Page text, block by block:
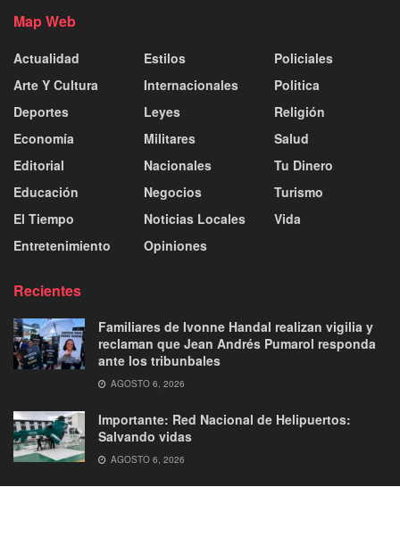
Map Web
Actualidad
Arte Y Cultura
Deportes
Economía
Editorial
Educación
El Tiempo
Entretenimiento
Estilos
Internacionales
Leyes
Militares
Nacionales
Negocios
Noticias Locales
Opiniones
Policiales
Politica
Religión
Salud
Tu Dinero
Turismo
Vida
Recientes
Familiares de Ivonne Handal realizan vigilia y
reclaman que Jean Andrés Pumarol responda
ante los tribunbales
AGOSTO 6, 2026
Importante: Red Nacional de Helipuertos:
Salvando vidas
AGOSTO 6, 2026